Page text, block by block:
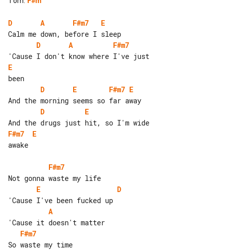
D A F#m7
E
D
A
F#m7
E
D
E F#m7 E
D
E
F#m7
E
awake
F#m7
E
D
A
F#m7